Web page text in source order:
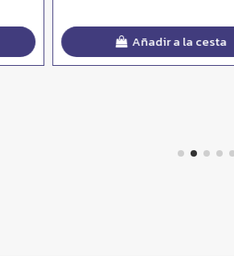
Añadir a la cesta